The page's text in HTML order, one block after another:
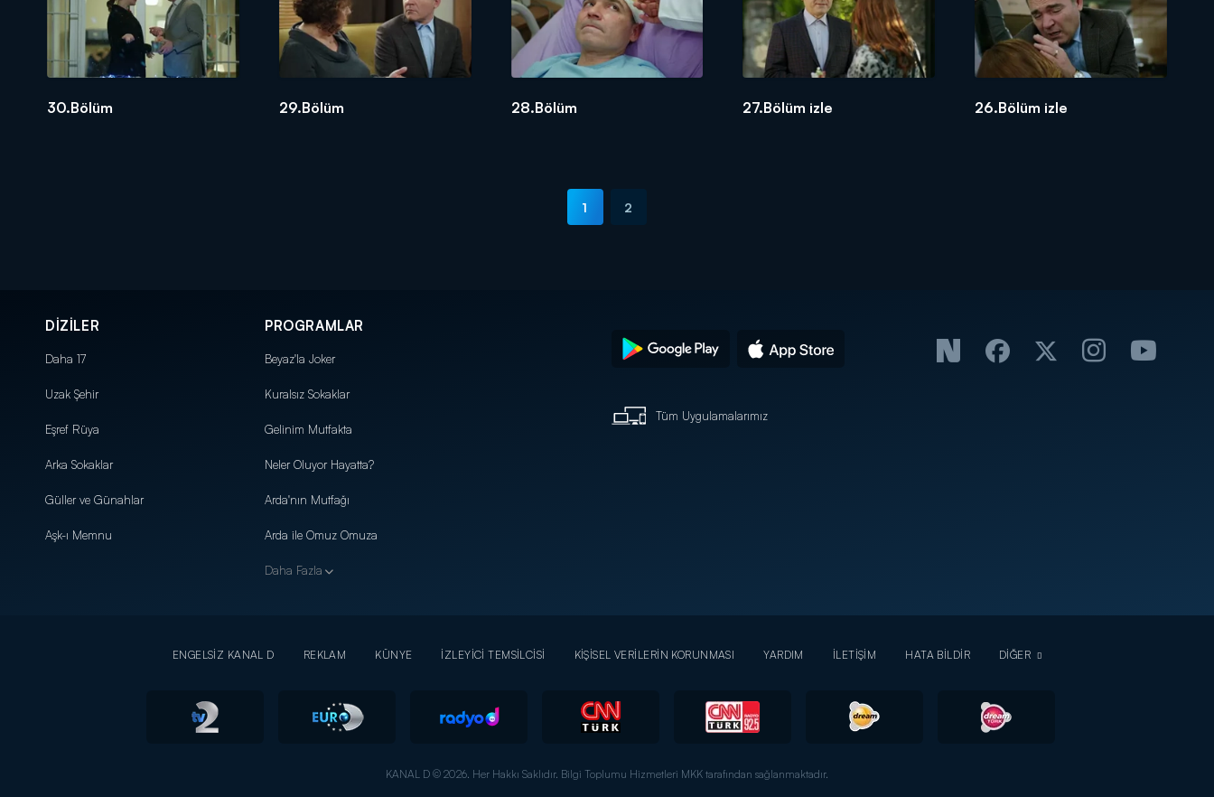
30.Bölüm 29.Bölüm 28.Bölüm 27.Bölüm izle 26.Bölüm izle
1 2
DİZİLER
Daha 17
Uzak Şehir
Eşref Rüya
Arka Sokaklar
Güller ve Günahlar
Aşk-ı Memnu
PROGRAMLAR
Beyaz'la Joker
Kuralsız Sokaklar
Gelinim Mutfakta
Neler Oluyor Hayatta?
Arda'nın Mutfağı
Arda ile Omuz Omuza
Daha Fazla
Tüm Uygulamalarımız
ENGELSİZ KANAL D REKLAM KÜNYE İZLEYİCİ TEMSİLCİSİ KİŞİSEL VERİLERİN KORUNMASI YARDIM İLETİŞİM HATA BİLDİR DİĞER
KANAL D © 2026. Her Hakkı Saklıdır. Bilgi Toplumu Hizmetleri MKK tarafından sağlanmaktadır.